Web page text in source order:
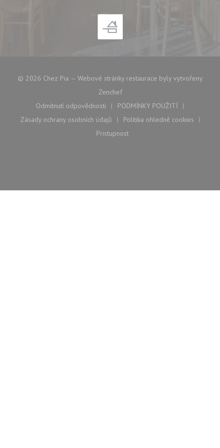
© 2026 Chez Pia — Webové stránky restaurace byly vytvořeny
Zenchef((otevře se v novém okně))
Odmítnutí odpovědnosti
((otevře se v novém okně))
PODMÍNKY POUŽITÍ
((otevře se v novém
Zásady ochrany osobních údajů
((otevře se v novém okně))
Politika ohledně cookies
((otevře se v
Pristupnost
((otevře se v novém okně))